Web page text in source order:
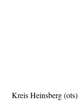
Kreis Heinsberg (ots)